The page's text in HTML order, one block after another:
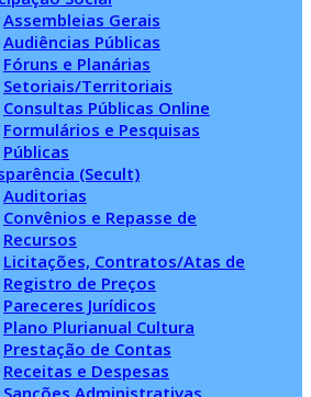
Assembleias Gerais
Audiências Públicas
Fóruns e Planárias
Setoriais/Territoriais
Consultas Públicas Online
Formulários e Pesquisas
Públicas
(Secult)
Auditorias
Convênios e Repasse de
Recursos
Licitações, Contratos/Atas de
Registro de Preços
Pareceres Jurídicos
Plano Plurianual Cultura
Prestação de Contas
Receitas e Despesas
Sanções Administrativas